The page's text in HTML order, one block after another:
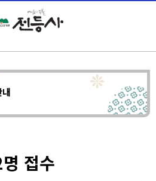
접수